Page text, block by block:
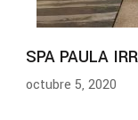
SPA PAULA
octubre 5, 2020